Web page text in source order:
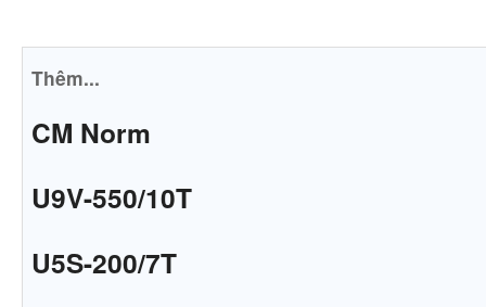
Thêm...
CM Norm
U9V-550/10T
U5S-200/7T